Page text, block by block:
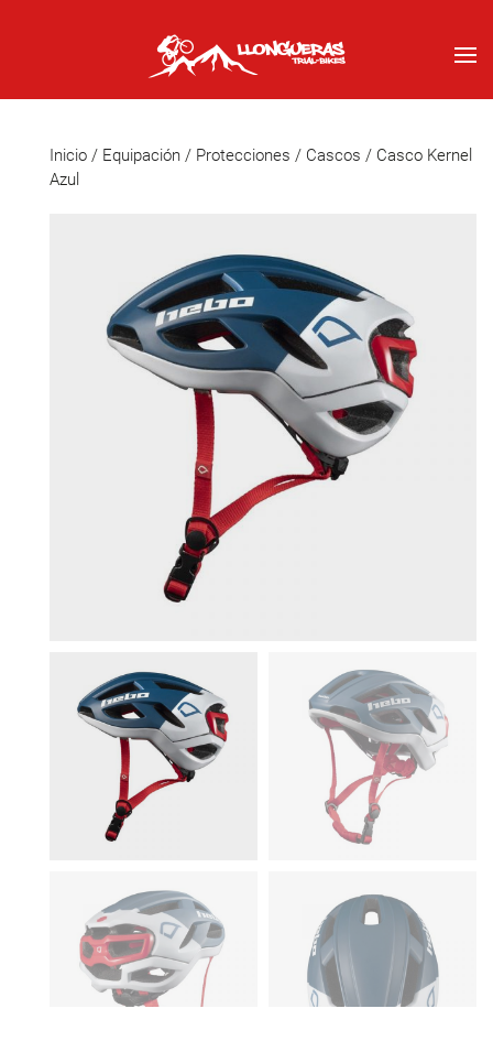
Inicio / Equipación / Protecciones / Cascos / Casco Kernel
Azul